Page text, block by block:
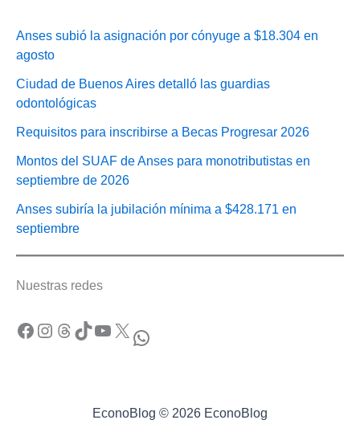
Anses subió la asignación por cónyuge a $18.304 en
agosto
Ciudad de Buenos Aires detalló las guardias
odontológicas
Requisitos para inscribirse a Becas Progresar 2026
Montos del SUAF de Anses para monotributistas en
septiembre de 2026
Anses subiría la jubilación mínima a $428.171 en
septiembre
Nuestras redes
Facebook Instagram Threads TikTok YouTube X WhatsApp
EconoBlog © 2026 EconoBlog